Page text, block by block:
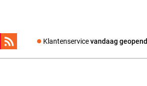
Klantenservicevandaag geopend